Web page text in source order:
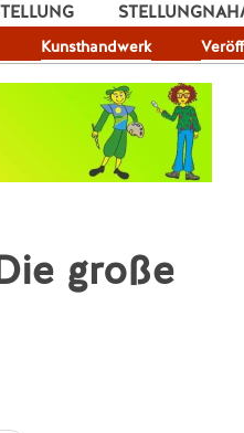
Kunsthandwerk
große